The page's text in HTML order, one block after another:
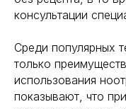
консультации
Среди популярных
только
использования
показывают, что